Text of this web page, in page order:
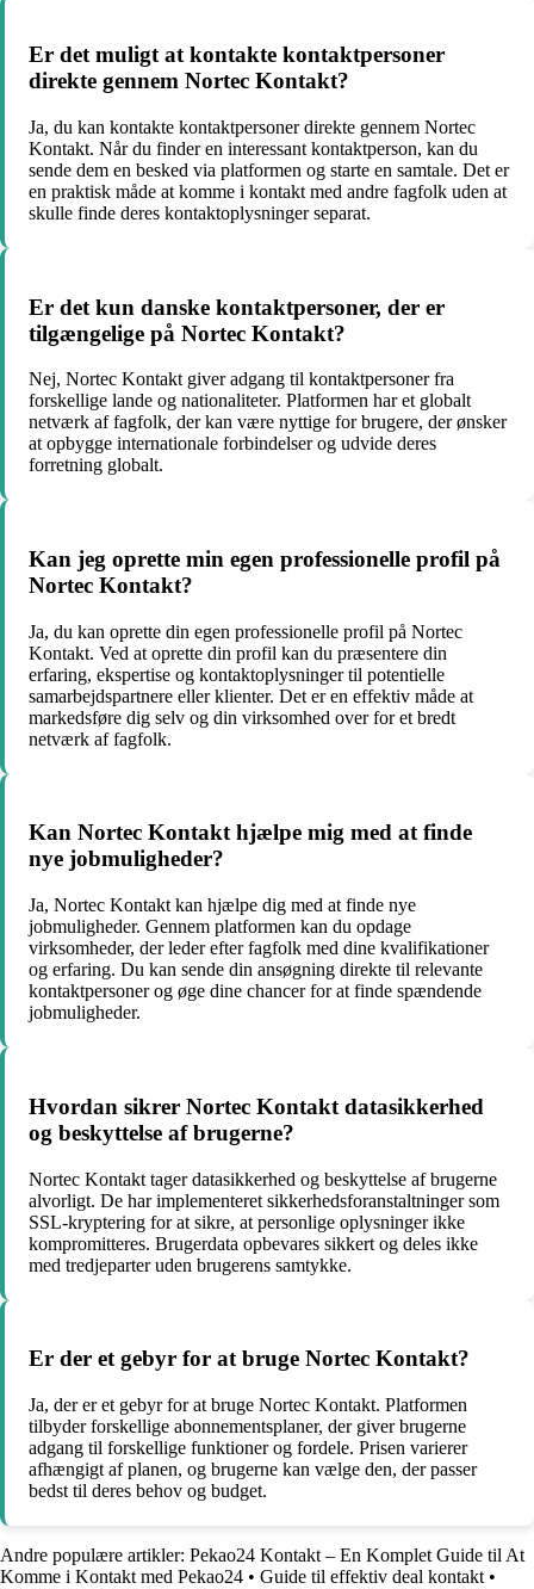
Er det muligt at kontakte kontaktpersoner
direkte gennem Nortec Kontakt?
Ja, du kan kontakte kontaktpersoner direkte gennem Nortec
Kontakt. Når du finder en interessant kontaktperson, kan du
sende dem en besked via platformen og starte en samtale. Det er
en praktisk måde at komme i kontakt med andre fagfolk uden at
skulle finde deres kontaktoplysninger separat.
Er det kun danske kontaktpersoner, der er
tilgængelige på Nortec Kontakt?
Nej, Nortec Kontakt giver adgang til kontaktpersoner fra
forskellige lande og nationaliteter. Platformen har et globalt
netværk af fagfolk, der kan være nyttige for brugere, der ønsker
at opbygge internationale forbindelser og udvide deres
forretning globalt.
Kan jeg oprette min egen professionelle profil på
Nortec Kontakt?
Ja, du kan oprette din egen professionelle profil på Nortec
Kontakt. Ved at oprette din profil kan du præsentere din
erfaring, ekspertise og kontaktoplysninger til potentielle
samarbejdspartnere eller klienter. Det er en effektiv måde at
markedsføre dig selv og din virksomhed over for et bredt
netværk af fagfolk.
Kan Nortec Kontakt hjælpe mig med at finde
nye jobmuligheder?
Ja, Nortec Kontakt kan hjælpe dig med at finde nye
jobmuligheder. Gennem platformen kan du opdage
virksomheder, der leder efter fagfolk med dine kvalifikationer
og erfaring. Du kan sende din ansøgning direkte til relevante
kontaktpersoner og øge dine chancer for at finde spændende
jobmuligheder.
Hvordan sikrer Nortec Kontakt datasikkerhed
og beskyttelse af brugerne?
Nortec Kontakt tager datasikkerhed og beskyttelse af brugerne
alvorligt. De har implementeret sikkerhedsforanstaltninger som
SSL-kryptering for at sikre, at personlige oplysninger ikke
kompromitteres. Brugerdata opbevares sikkert og deles ikke
med tredjeparter uden brugerens samtykke.
Er der et gebyr for at bruge Nortec Kontakt?
Ja, der er et gebyr for at bruge Nortec Kontakt. Platformen
tilbyder forskellige abonnementsplaner, der giver brugerne
adgang til forskellige funktioner og fordele. Prisen varierer
afhængigt af planen, og brugerne kan vælge den, der passer
bedst til deres behov og budget.
Andre populære artikler: Pekao24 Kontakt – En Komplet Guide til At
Komme i Kontakt med Pekao24 • Guide til effektiv deal kontakt •